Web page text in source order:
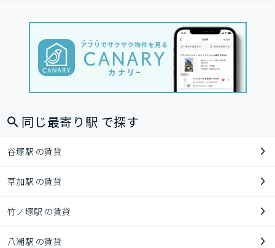
同じ最寄り駅 で探す
谷塚駅 の賃貸
草加駅 の賃貸
竹ノ塚駅 の賃貸
八潮駅 の賃貸